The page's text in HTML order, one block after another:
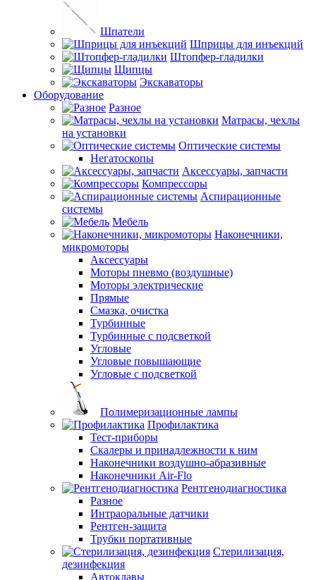
Шпатели
Шприцы для инъекций
Штопфер-гладилки
Щипцы
Экскаваторы
Оборудование
Разное
Матрасы, чехлы
на установки
Оптические системы
Негатоскопы
Аксессуары, запчасти
Компрессоры
Аспирационные
системы
Мебель
Наконечники,
микромоторы
Аксессуары
Моторы пневмо (воздушные)
Моторы электрические
Прямые
Смазка, очистка
Турбинные
Турбинные с подсветкой
Угловые
Угловые повышающие
Угловые с подсветкой
Полимеризационные лампы
Профилактика
Тест-приборы
Скалеры и принадлежности к ним
Наконечники воздушно-абразивные
Наконечники Air-Flo
Рентгенодиагностика
Разное
Интраоральные датчики
Рентген-защита
Трубки портативные
Стерилизация,
дезинфекция
Автоклавы